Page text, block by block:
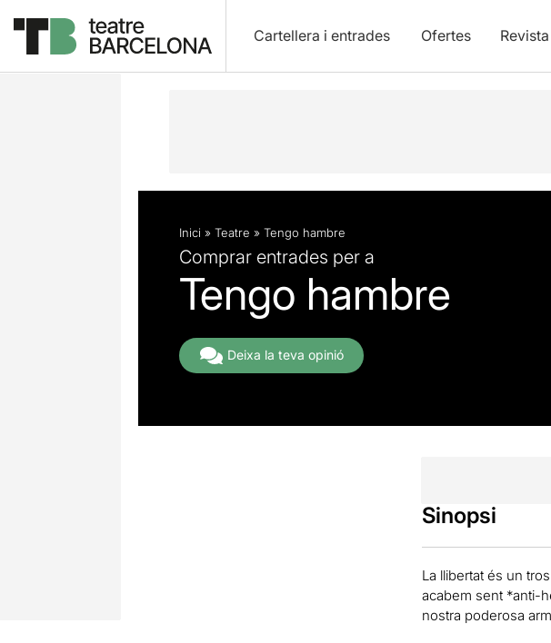
Cartellera i entrades Ofertes Revista
Descripció Fitxa artística
Inici » Teatre » Tengo hambre
Comprar entrades per a
Tengo hambre
Deixa la teva opinió
Sinopsi
La llibertat és un
acabem sent *anti-
nostra poderosa